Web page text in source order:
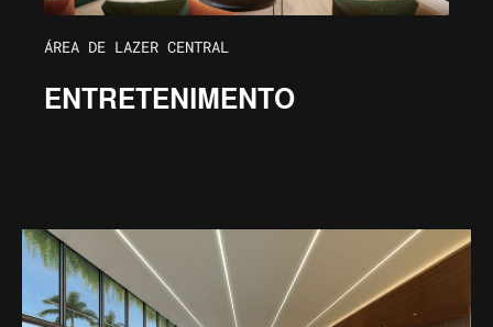
ÁREA DE LAZER CENTRAL
ENTRETENIMENTO